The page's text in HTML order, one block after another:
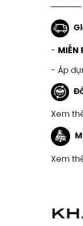
- MIỄN
- Áp
Xem
Xem